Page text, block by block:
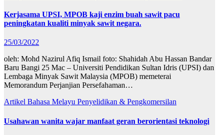
Kerjasama UPSI, MPOB kaji enzim buah sawit pacu
peningkatan kualiti minyak sawit negara.
25/03/2022
oleh: Mohd Nazirul Afiq Ismail foto: Shahidah Abu Hassan Bandar
Baru Bangi 25 Mac – Universiti Pendidikan Sultan Idris (UPSI) dan
Lembaga Minyak Sawit Malaysia (MPOB) memeterai
Memorandum Perjanjian Persefahaman…
Artikel Bahasa Melayu Penyelidikan & Pengkomersilan
Usahawan wanita wajar manfaat geran berorientasi teknologi